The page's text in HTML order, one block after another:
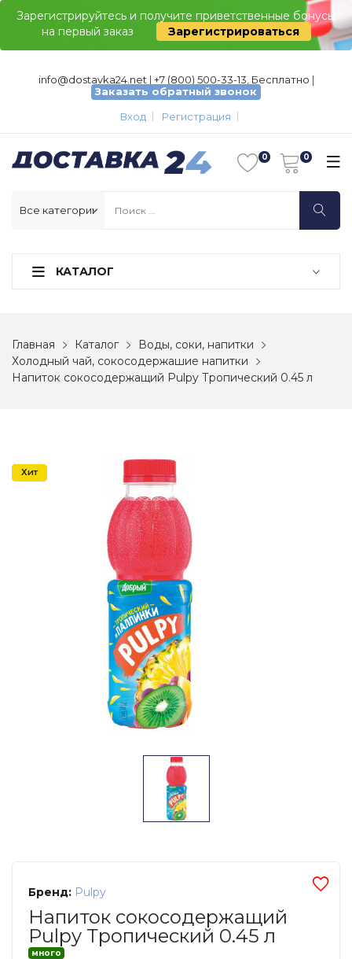
Зарегистрируйтесь и получите приветственные бонусы
на первый заказ
Зарегистрироваться
info@dostavka24.net | +7 (800) 500-33-13, Бесплатно |
Заказать обратный звонок
Вход
Регистрация
КАТАЛОГ
Главная Каталог
Воды, соки, напитки
Холодный чай, сокосодержашие напитки
Напиток сокосодержащий Pulpy Тропический 0.45 л
Акция
Хит
Бренд: Pulpy
Напиток сокосодержащий
Pulpy Тропический 0.45 л
много